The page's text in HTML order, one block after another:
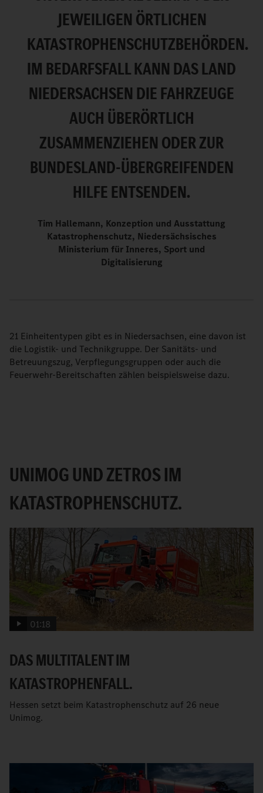
JEWEILIGEN ÖRTLICHEN
KATASTROPHENSCHUTZBEHÖRDEN.
IM BEDARFSFALL KANN DAS LAND
NIEDERSACHSEN DIE FAHRZEUGE
AUCH ÜBERÖRTLICH
ZUSAMMENZIEHEN ODER ZUR
BUNDESLAND-ÜBERGREIFENDEN
HILFE ENTSENDEN.
Tim Hallemann, Konzeption und Ausstattung
Katastrophenschutz, Niedersächsisches
Ministerium für Inneres, Sport und
Digitalisierung
21 Einheitentypen gibt es in Niedersachsen, eine davon ist
die Logistik- und Technikgruppe. Der Sanitäts- und
Betreuungszug, Verpflegungsgruppen oder auch die
Feuerwehr-Bereitschaften zählen beispielsweise dazu.
UNIMOG UND ZETROS IM
KATASTROPHENSCHUTZ.
01:18
DAS MULTITALENT IM
KATASTROPHENFALL.
Hessen setzt beim Katastrophenschutz auf 26 neue
Unimog.